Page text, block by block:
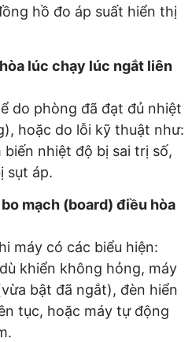
hồ đo áp suất hiển thị
lúc chạy lúc ngắt liên
do phòng đã đạt đủ nhiệt
hoặc do lỗi kỹ thuật như:
nhiệt độ bị sai trị số,
sụt áp.
mạch (board) điều hòa
máy có các biểu hiện:
khiển không hỏng, máy
bật đã ngắt), đèn hiển
tục, hoặc máy tự động